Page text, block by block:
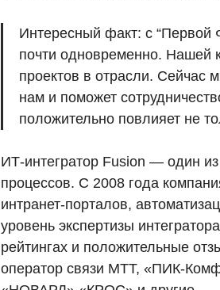
Интересный факт: с “Первой
почти одновременно. Нашей
проектов в отрасли. Сейчас
нам и поможет
положительно повлияет не
ИТ-интегратор Fusion — один
процессов. С 2008 года
интранет-порталов,
уровень экспертизы
рейтингах и положительные
оператор связи МТТ, «ПИК-